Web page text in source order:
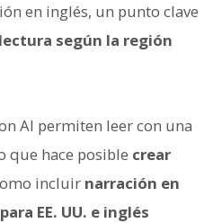
en inglés, un punto clave
según la región
AI permiten leer con una
que hace posible crear
incluir narración en
EE. UU. e inglés